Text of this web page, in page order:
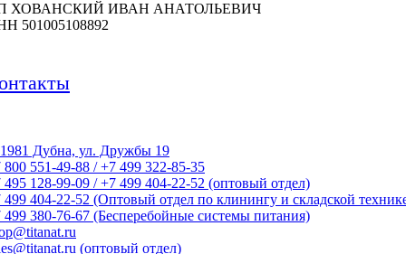
ХОВАНСКИЙ ИВАН АНАТОЛЬЕВИЧ
501005108892
Дубна, ул. Дружбы 19
800 551-49-88 / +7 499 322-85-35
495 128-99-09 / +7 499 404-22-52 (оптовый отдел)
499 404-22-52 (Оптовый отдел по клинингу и складской
499 380-76-67 (Бесперебойные системы питания)
(оптовый отдел)